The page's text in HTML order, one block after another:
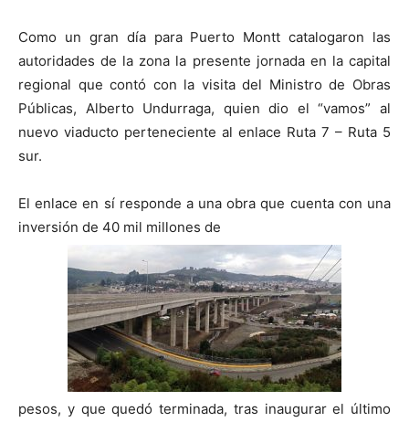
Como un gran día para Puerto Montt catalogaron las
autoridades de la zona la presente jornada en la capital
regional que contó con la visita del Ministro de Obras
Públicas, Alberto Undurraga, quien dio el “vamos” al
nuevo viaducto perteneciente al enlace Ruta 7 – Ruta 5
sur.
El enlace en sí responde a una obra que cuenta con una
inversión de 40 mil millones de
pesos, y que quedó terminada, tras inaugurar el último